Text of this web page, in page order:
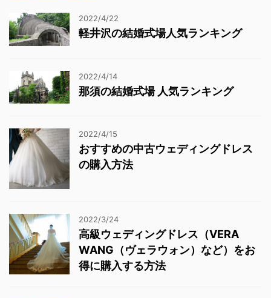
2022/4/22
軽井沢の結婚式場人気ランキング
2022/4/14
那須の結婚式場 人気ランキング
2022/4/15
おすすめの中古ウェディングドレス
の購入方法
2022/3/24
高級ウェディングドレス（VERA
WANG（ヴェラウォン）など）をお
得に購入する方法